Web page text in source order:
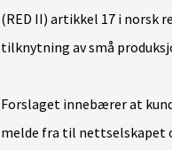
(RED II) artikkel 17 i norsk
tilknytning av små
Forslaget innebærer at
melde fra til nettselskapet